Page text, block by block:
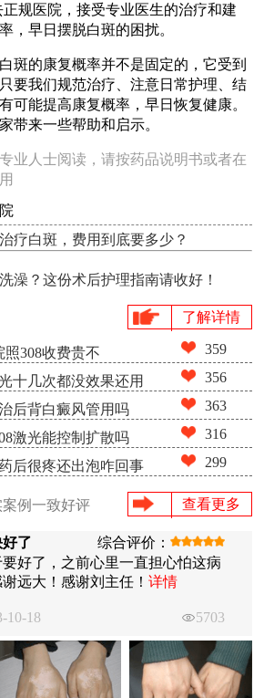
正规医院，接受专业医生的治疗和建
，早日摆脱白斑的困扰。
斑的康复概率并不是固定的，它受到
要我们规范治疗、注意日常护理、结
可能提高康复概率，早日恢复健康。
带来一些帮助和启示。
业人士阅读，请按药品说明书或者在
疗白斑，费用到底要多少？
澡？这份术后护理指南请收好！
了解详情
308收费贵不 359
十几次都没效果还用
356
后背白癜风管用吗 363
激光能控制扩散吗 316
后很疼还出泡咋回事 299
案例一致好评 查看更多
了
综合评价：
好了，之前心里一直担心怕这病
远大！感谢刘主任！详情
10-18 5703